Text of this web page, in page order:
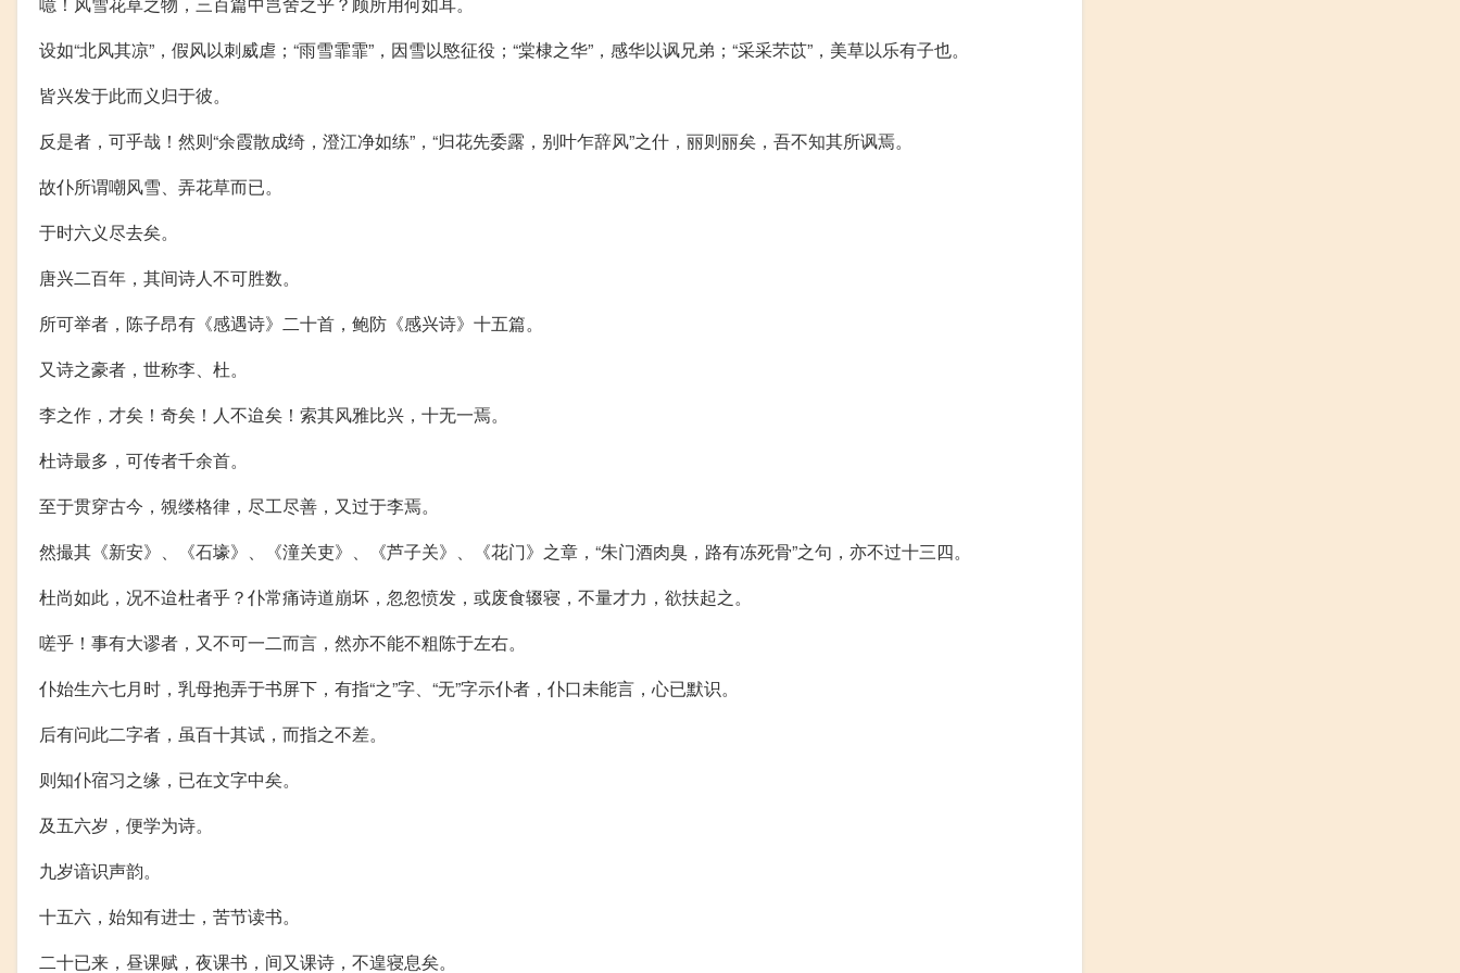
设如“北风其凉”，假风以刺威虐；“雨雪霏霏”，因雪以愍征役；“棠棣之华”，感华以讽兄弟；“采采芣苡”，美草以乐有子也。
皆兴发于此而义归于彼。
反是者，可乎哉！然则“余霞散成绮，澄江净如练”，“归花先委露，别叶乍辞风”之什，丽则丽矣，吾不知其所讽焉。
故仆所谓嘲风雪、弄花草而已。
于时六义尽去矣。
唐兴二百年，其间诗人不可胜数。
所可举者，陈子昂有《感遇诗》二十首，鲍防《感兴诗》十五篇。
又诗之豪者，世称李、杜。
李之作，才矣！奇矣！人不迨矣！索其风雅比兴，十无一焉。
杜诗最多，可传者千余首。
至于贯穿古今，覙缕格律，尽工尽善，又过于李焉。
然撮其《新安》、《石壕》、《潼关吏》、《芦子关》、《花门》之章，“朱门酒肉臭，路有冻死骨”之句，亦不过十三四。
杜尚如此，况不迨杜者乎？仆常痛诗道崩坏，忽忽愤发，或废食辍寝，不量才力，欲扶起之。
嗟乎！事有大谬者，又不可一二而言，然亦不能不粗陈于左右。
仆始生六七月时，乳母抱弄于书屏下，有指“之”字、“无”字示仆者，仆口未能言，心已默识。
后有问此二字者，虽百十其试，而指之不差。
则知仆宿习之缘，已在文字中矣。
及五六岁，便学为诗。
九岁谙识声韵。
十五六，始知有进士，苦节读书。
二十已来，昼课赋，夜课书，间又课诗，不遑寝息矣。